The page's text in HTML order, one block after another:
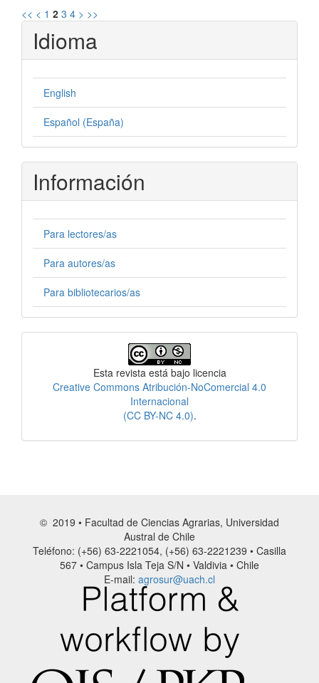
<< < 1 2 3 4 > >>
Idioma
English
Español (España)
Información
Para lectores/as
Para autores/as
Para bibliotecarios/as
Esta revista está bajo licencia
Creative Commons Atribución-NoComercial 4.0
Internacional
(CC BY-NC 4.0).
© 2019 • Facultad de Ciencias Agrarias, Universidad
Austral de Chile
Teléfono: (+56) 63-2221054, (+56) 63-2221239 • Casilla
567 • Campus Isla Teja S/N • Valdivia • Chile
E-mail: agrosur@uach.cl